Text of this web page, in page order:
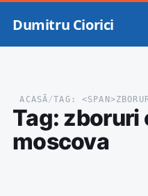
Dumitru Ciorici
ACASĂ/TAG:
Tag: zboruri
moscova